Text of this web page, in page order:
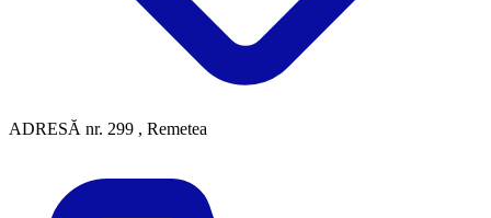
ADRESĂ nr. 299 , Remetea